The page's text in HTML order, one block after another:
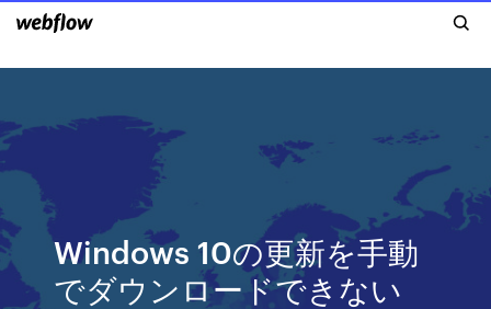
Windows 10の更新を手動
でダウンロードできない